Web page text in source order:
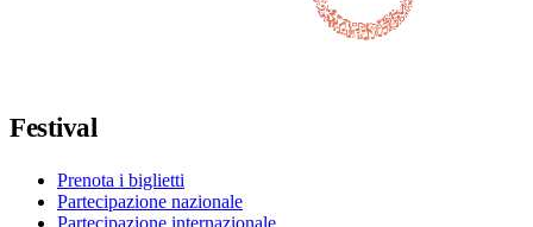
Festival
Prenota i biglietti
Partecipazione nazionale